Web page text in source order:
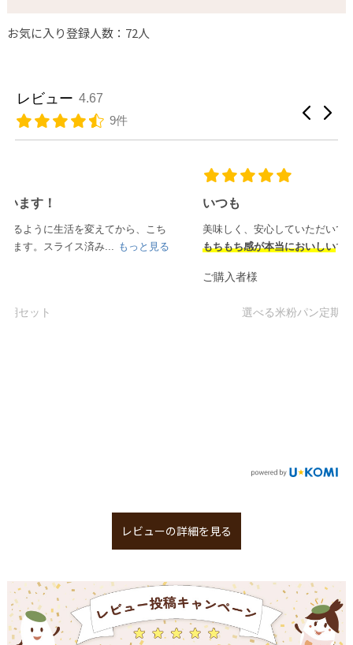
お気に入り登録人数：72人
レビュー 4.67
9件
いつも
美味しく、安心していただいています。
もちもち感が本当においしいです。
レビューの詳細を見る